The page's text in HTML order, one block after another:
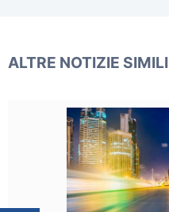
ALTRE NOTIZIE SIMILI